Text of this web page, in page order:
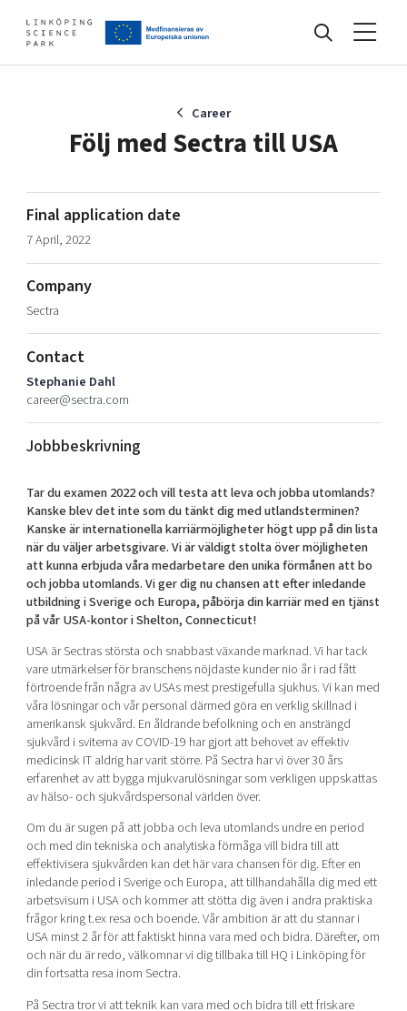
Artificial intelligence
Cybersecurity
Internet of Things
Global talent
Visual technologies
Shaping cities and regions
Bright East
East Sweden Tech Women
Reversed mentorship
Current offers and activities
Develop your company
Upgrade your skills & master new ones
Tech startups
Upscaling
Talent & skills
Startup & industry collaboration
Offers to boost your business
Funding opportunities
About
Our story, mission & vision
Our community of companies
Projects
Project toolbox
Our clusters
Reach out to us
Locations
40 years anniversary
Today's lunch in Mjärdevi
Career
Följ med Sectra till USA
Final application date
7 April, 2022
Company
Sectra
Contact
Stephanie Dahl
career@sectra.com
Jobbbeskrivning
Tar du examen 2022 och vill testa att leva och jobba utomlands?
Kanske blev det inte som du tänkt dig med utlandsterminen?
Kanske är internationella karriärmöjligheter högt upp på din lista
när du väljer arbetsgivare. Vi är väldigt stolta över möjligheten
att kunna erbjuda våra medarbetare den unika förmånen att bo
och jobba utomlands. Vi ger dig nu chansen att efter inledande
utbildning i Sverige och Europa, påbörja din karriär med en tjänst
på vår USA-kontor i Shelton, Connecticut!
USA är Sectras största och snabbast växande marknad. Vi har tack
vare utmärkelser för branschens nöjdaste kunder nio år i rad fått
förtroende från några av USAs mest prestigefulla sjukhus. Vi kan med
våra lösningar och vår personal därmed göra en verklig skillnad i
amerikansk sjukvård. En åldrande befolkning och en ansträngd
sjukvård i sviterna av COVID-19 har gjort att behovet av effektiv
medicinsk IT aldrig har varit större. På Sectra har vi över 30 års
erfarenhet av att bygga mjukvarulösningar som verkligen uppskattas
av hälso- och sjukvårdspersonal världen över.
Om du är sugen på att jobba och leva utomlands undre en period
och med din tekniska och analytiska förmåga vill bidra till att
effektivisera sjukvården kan det här vara chansen för dig. Efter en
inledande period i Sverige och Europa, att tillhandahålla dig med ett
arbetsvisum i USA och kommer att stötta dig även i andra praktiska
frågor kring t.ex resa och boende. Vår ambition är att du stannar i
USA minst 2 år för att faktiskt hinna vara med och bidra. Därefter, om
och när du är redo, välkomnar vi dig tillbaka till HQ i Linköping för
din fortsatta resa inom Sectra.
På Sectra tror vi att teknik kan vara med och bidra till ett friskare